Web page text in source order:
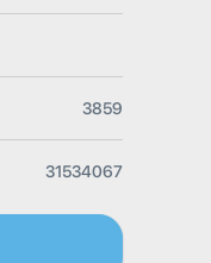
3859
31534067